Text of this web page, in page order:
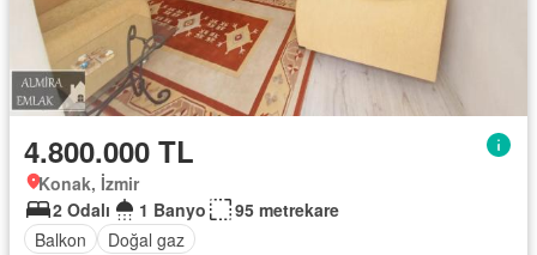
4.800.000 TL
Konak, İzmir
2 Odalı
1 Banyo
95 metrekare
Balkon
Doğal gaz